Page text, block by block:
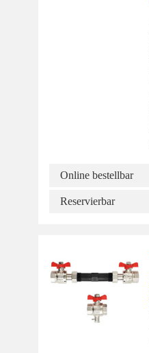
Online bestellbar
Reservierbar